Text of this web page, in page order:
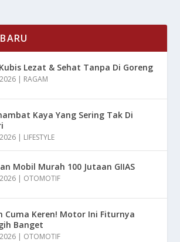
Lezat & Sehat Tanpa Di Goreng
| RAGAM
Kaya Yang Sering Tak Di
| LIFESTYLE
Mobil Murah 100 Jutaan GIIAS
| OTOMOTIF
Cuma Keren! Motor Ini Fiturnya
Banget
| OTOMOTIF